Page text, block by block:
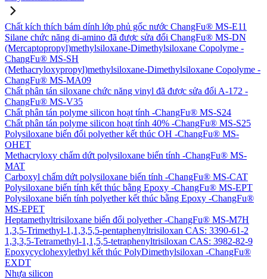
Chất kích thích bám dính lớp phủ gốc nước ChangFu® MS-E11
Silane chức năng di-amino đã được sửa đổi ChangFu® MS-DN
(Mercaptopropyl)methylsiloxane-Dimethylsiloxane Copolyme -
ChangFu® MS-SH
(Methacryloxypropyl)methylsiloxane-Dimethylsiloxane Copolyme -
ChangFu® MS-MA09
Chất phân tán siloxane chức năng vinyl đã được sửa đổi A-172 -
ChangFu® MS-V35
Chất phân tán polyme silicon hoạt tính -ChangFu® MS-S24
Chất phân tán polyme silicon hoạt tính 40% -ChangFu® MS-S25
Polysiloxane biến đổi polyether kết thúc OH -ChangFu® MS-
OHET
Methacryloxy chấm dứt polysiloxane biến tính -ChangFu® MS-
MAT
Carboxyl chấm dứt polysiloxane biến tính -ChangFu® MS-CAT
Polysiloxane biến tính kết thúc bằng Epoxy -ChangFu® MS-EPT
Polysiloxane biến tính polyether kết thúc bằng Epoxy -ChangFu®
MS-EPET
Heptamethyltrisiloxane biến đổi polyether -ChangFu® MS-M7H
1,3,5-Trimethyl-1,1,3,5,5-pentaphenyltrisiloxan CAS: 3390-61-2
1,3,3,5-Tetramethyl-1,1,5,5-tetraphenyltrisiloxan CAS: 3982-82-9
Epoxycyclohexylethyl kết thúc PolyDimethylsiloxan -ChangFu®
EXDT
Nhựa silicon